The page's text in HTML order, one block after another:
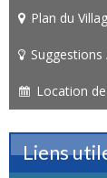
Plan du
Location
Liens